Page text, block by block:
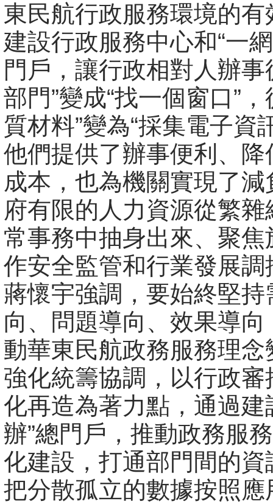
東民航行政服務環境的有
建設行政服務中心和“一
門戶，讓行政相對人辦事
部門”變成“找一個窗口”
質材料”變為“採集電子資
他們提供了辦事便利、降
成本，也為機關實現了減
府有限的人力資源從繁雜
常事務中抽身出來、聚焦
作安全監管和行業發展調
蔣懷宇強調，要始終堅持
向、問題導向、效果導向
動華東民航政務服務理念
強化統籌協調，以行政審
化再造為著力點，通過建
辦”總門戶，推動政務服
化建設，打通部門間的資
把分散孤立的數據按照應